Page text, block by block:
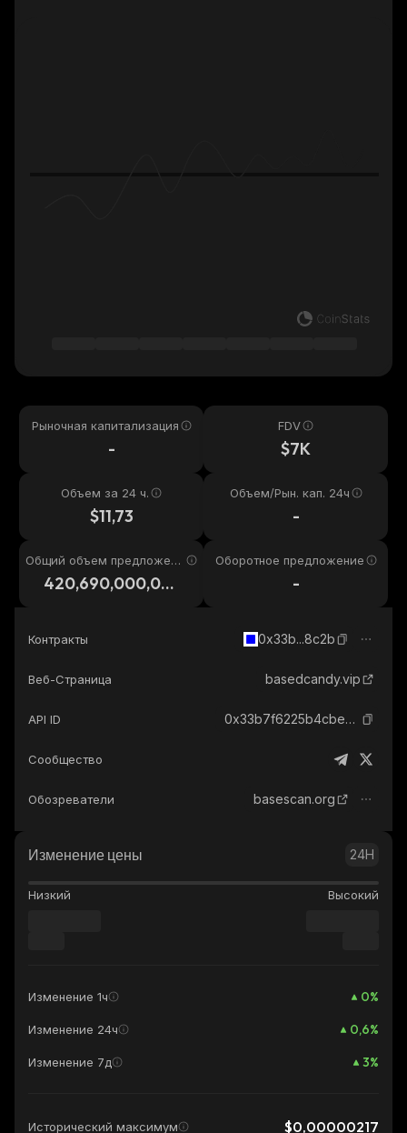
Рыночная капитализация
-
FDV
$7K
Объем за 24 ч.
$11,73
Объем/Рын. кап. 24ч
-
Общий объем предложени
420,690,000,00
Оборотное предложение
-
Контракты 0x33b...8c2b
Веб-Страница basedcandy.vip
API ID 0x33b7f6225b4cbe5d368b7bb4807d6375b18b8c2b_base
Сообщество
Обозреватели basescan.org
Изменение цены 24H
Низкий Высокий
Изменение 1ч 0%
Изменение 24ч 0,6%
Изменение 7д 3%
Исторический максимум $0,00000217